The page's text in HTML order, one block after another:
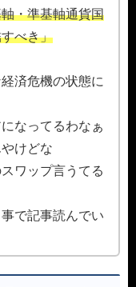
・準基軸通貨国
べき」
済危機の状態に
なってるわなぁ
けどな
ワップ言うてる
で記事読んでい